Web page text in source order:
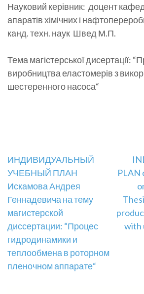
Науковий керівник: доцент
апаратів хімічних і
канд. техн. наук Швед М.П.
Тема магістерської дисертації:
виробництва еластомерів з
шестеренного насоса“
Навігація
записів
ИНДИВИДУАЛЬНЫЙ
УЧЕБНЫЙ ПЛАН
Искамова Андрея
Геннадевича на тему
магистерской
диссертации: “Процес
гидродинамики и
теплообмена в роторном
пленочном аппарате“
PLAN
with